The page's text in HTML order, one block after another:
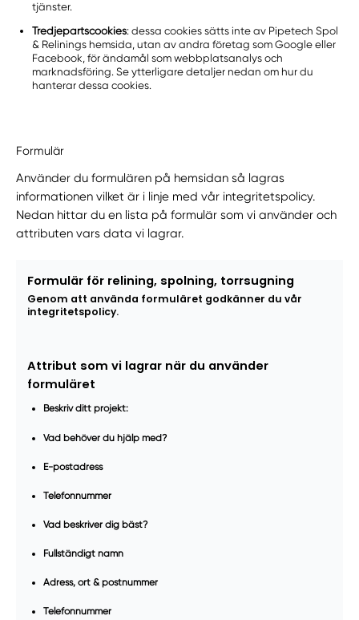
tjänster.
Tredjepartscookies: dessa cookies sätts inte av Pipetech Spol
& Relinings hemsida, utan av andra företag som Google eller
Facebook, för ändamål som webbplatsanalys och
marknadsföring. Se ytterligare detaljer nedan om hur du
hanterar dessa cookies.
Formulär
Använder du formulären på hemsidan så lagras
informationen vilket är i linje med vår integritetspolicy.
Nedan hittar du en lista på formulär som vi använder och
attributen vars data vi lagrar.
Formulär för relining, spolning, torrsugning
Genom att använda formuläret godkänner du vår
integritetspolicy.
Attribut som vi lagrar när du använder
formuläret
Beskriv ditt projekt:
Vad behöver du hjälp med?
E-postadress
Telefonnummer
Vad beskriver dig bäst?
Fullständigt namn
Adress, ort & postnummer
Telefonnummer